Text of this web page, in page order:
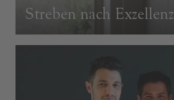
Streben nach Exzellenz